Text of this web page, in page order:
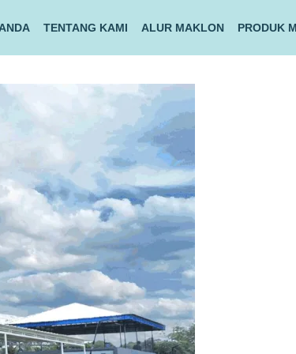
TENTANG KAMI ALUR MAKLON PRODUK